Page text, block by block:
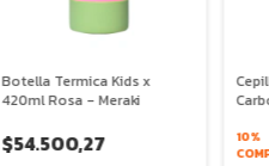
Botella Termica Kids x
420ml Rosa - Meraki
$54.500,27
10%